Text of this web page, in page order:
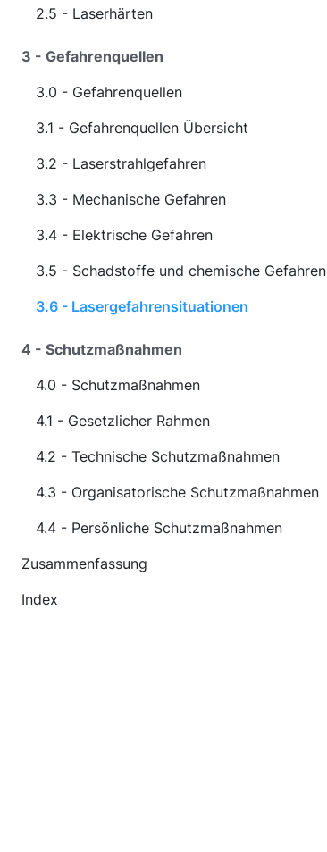
2.5 - Laserhärten
3 - Gefahrenquellen
3.0 - Gefahrenquellen
3.1 - Gefahrenquellen Übersicht
3.2 - Laserstrahlgefahren
3.3 - Mechanische Gefahren
3.4 - Elektrische Gefahren
3.5 - Schadstoffe und chemische Gefahren
3.6 - Lasergefahrensituationen
4 - Schutzmaßnahmen
4.0 - Schutzmaßnahmen
4.1 - Gesetzlicher Rahmen
4.2 - Technische Schutzmaßnahmen
4.3 - Organisatorische Schutzmaßnahmen
4.4 - Persönliche Schutzmaßnahmen
Zusammenfassung
Index